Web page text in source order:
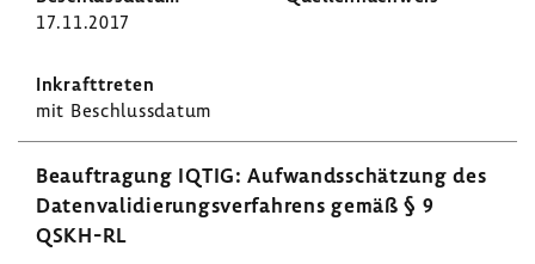
17.11.2017
mit Beschluss­datum
Beauf­tra­gung IQTIG: Aufwands­schät­zung des
Daten­va­li­die­rungs­ver­fah­rens gemäß § 9
QSKH-RL